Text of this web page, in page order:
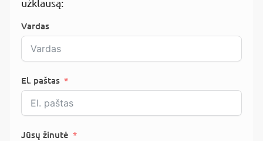
Vardas
El. paštas
Jūsų žinutė